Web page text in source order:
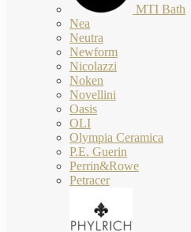
MTI Bath
Nea
Neutra
Newform
Nicolazzi
Noken
Novellini
Oasis
OLI
Olympia Ceramica
P.E. Guerin
Perrin&Rowe
Petracer